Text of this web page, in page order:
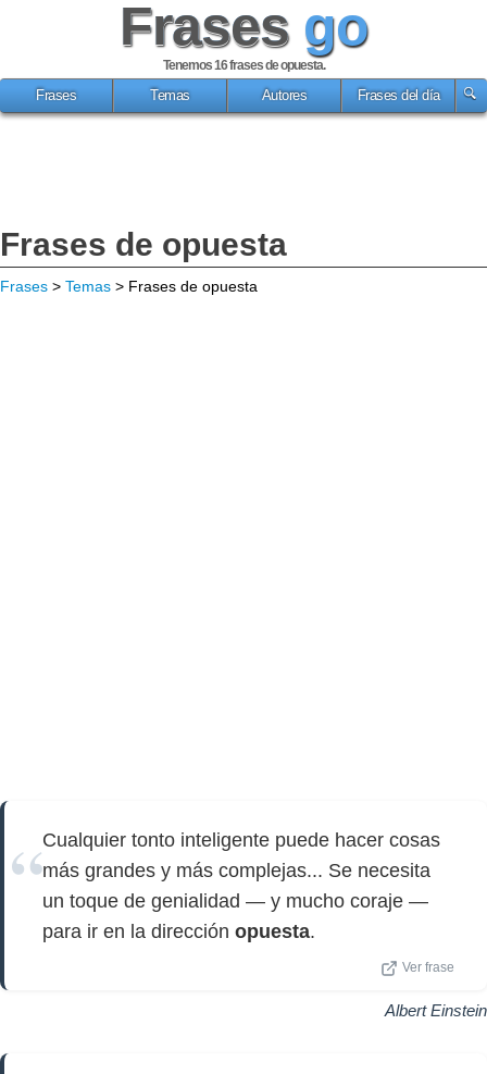
Frases go
Tenemos 16frases de opuesta.
Frases
Temas Autores Frases del día
Frases de opuesta
Frases > Temas > Frases de opuesta
Cualquier tonto inteligente puede hacer cosas
más grandes y más complejas... Se necesita
un toque de genialidad — y mucho coraje —
para ir en la dirección opuesta.
Ver frase
Albert Einstein